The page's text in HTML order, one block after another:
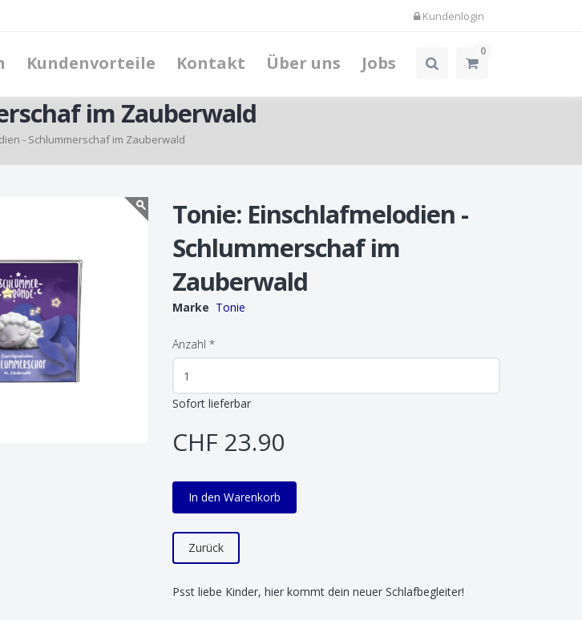
Kundenlogin
Kundenvorteile Kontakt Über uns Jobs
0
im Zauberwald
- Schlummerschaf im Zauberwald
Tonie: Einschlafmelodien -
Schlummerschaf im
Zauberwald
Marke Tonie
Anzahl *
Sofort lieferbar
CHF 23.90
In den Warenkorb
Zurück
Psst liebe Kinder, hier kommt dein neuer Schlafbegleiter!